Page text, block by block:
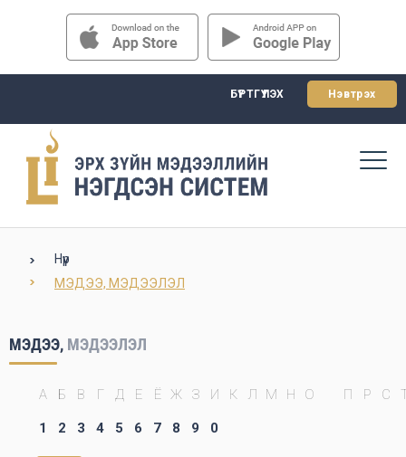
БҮРТГҮҮЛЭХ Нэвтрэх
Нүүр
МЭДЭЭ, МЭДЭЭЛЭЛ
МЭДЭЭ, МЭДЭЭЛЭЛ
А Б В Г Д Е Ё Ж З И К Л М Н О П Р С
1 2 3 4 5 6 7 8 9 0